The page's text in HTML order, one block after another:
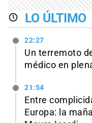
LO ÚLTIMO
22:27
Un terremoto
médico en
21:54
Entre
Europa: la